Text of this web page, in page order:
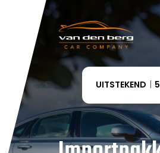
UITSTEKEND